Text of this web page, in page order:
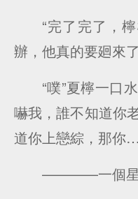
“完了完了，
辦，他真的要廻來
“噗”夏檸一口
嚇我，誰不知道你
道你上戀綜，那你
————一個星